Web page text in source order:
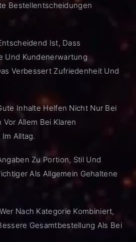
Bestellentscheidungen
Ist, Dass
Und Kundenerwartung
Verbessert Zufriedenheit Und
Inhalte Helfen Nicht Nur Bei
Allem Bei Klaren
Alltag.
Zu Portion, Stil Und
Als Allgemein Gehaltene
Wer Nach Kategorie Kombiniert,
Gesamtbestellung Als Bei